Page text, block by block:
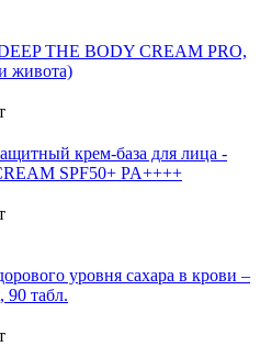
THE BODY CREAM PRO,
живота)
крем-база для лица -
SPF50+ PA++++
уровня сахара в крови –
90 табл.